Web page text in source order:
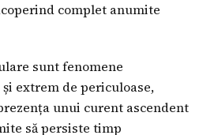
complet anumite
sunt fenomene
extrem de periculoase,
unui curent ascendent
să persiste timp